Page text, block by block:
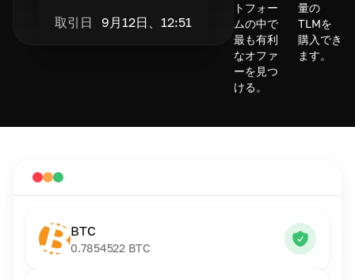
取引日 9月12日、12:51
トフォー
ムの中で
最も有利
なオファ
ーを見つ
ける。
量の
TLMを
購入でき
ます。
BTC
0.7854522 BTC